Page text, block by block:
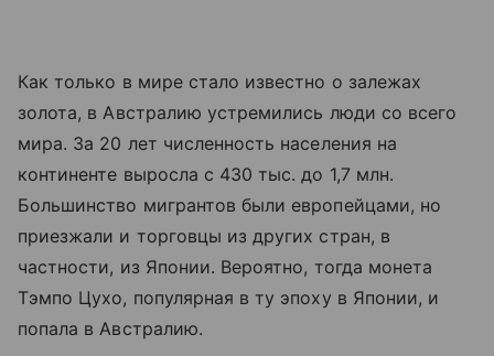
Как только в мире стало известно о залежах
золота, в Австралию устремились люди со всего
мира. За 20 лет численность населения на
континенте выросла с 430 тыс. до 1,7 млн.
Большинство мигрантов были европейцами, но
приезжали и торговцы из других стран, в
частности, из Японии. Вероятно, тогда монета
Тэмпо Цухо, популярная в ту эпоху в Японии, и
попала в Австралию.